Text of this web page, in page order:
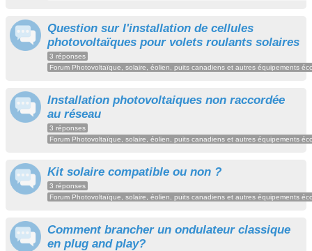
Question sur l'installation de cellules
photovoltaïques pour volets roulants solaires
3 réponses
Forum Photovoltaïque, solaire, éolien, puits canadiens et autres équipements
Installation photovoltaiques non raccordée
au réseau
3 réponses
Forum Photovoltaïque, solaire, éolien, puits canadiens et autres équipements
Kit solaire compatible ou non ?
3 réponses
Forum Photovoltaïque, solaire, éolien, puits canadiens et autres équipements
Comment brancher un ondulateur classique
en plug and play?